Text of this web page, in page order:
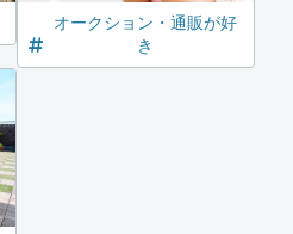
オークション・通販が好
き